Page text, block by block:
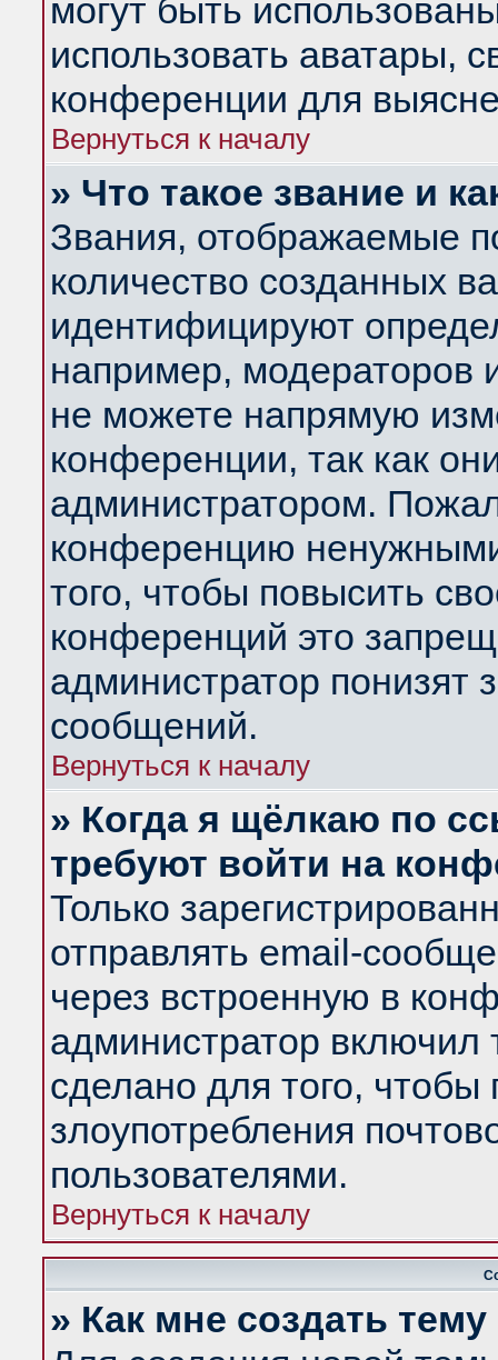
могут быть
использовать аватары,
конференции для
Вернуться к началу
» Что такое звание и
Звания, отображаемые
количество созданных
идентифицируют
например, модераторов
не можете напрямую
конференции, так как
администратором.
конференцию
того, чтобы повысить
конференций это
администратор понизят
сообщений.
Вернуться к началу
» Когда я щёлкаю по
требуют войти на
Только
отправлять email-
через встроенную в
администратор
сделано для того, чтобы
злоупотребления
пользователями.
Вернуться к началу
» Как мне создать